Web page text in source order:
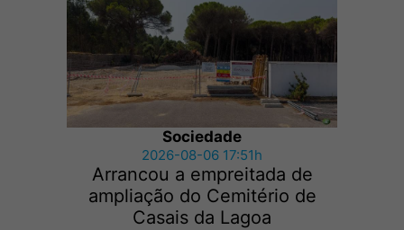
Sociedade
2026-08-06 17:51h
Arrancou a empreitada de
ampliação do Cemitério de
Casais da Lagoa